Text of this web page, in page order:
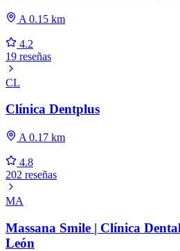
A 0.15 km
4.2
19 reseñas
CL
Clínica Dentplus
A 0.17 km
4.8
202 reseñas
MA
Massana Smile | Clínica
León